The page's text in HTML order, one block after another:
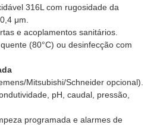
316L com rugosidade da
μm.
e acoplamentos sanitários.
(80°C) ou desinfecção com
Mitsubishi/Schneider opcional).
pH, caudal, pressão,
programada e alarmes de